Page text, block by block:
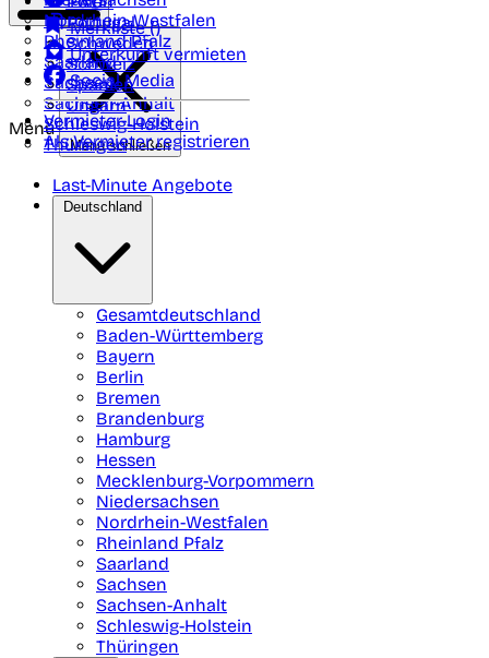
Nordrhein-Westfalen
Rheinland Pfalz
Saarland
Sachsen
Sachsen-Anhalt
Schleswig-Holstein
Thüringen
Portugal
Schweden
Schweiz
Spanien
Ungarn
Merkliste ()
Unterkunft vermieten
Social Media
Vermieter-Login
Als Vermieter registrieren
Menü
Menü schließen
Last-Minute Angebote
Deutschland
Gesamtdeutschland
Baden-Württemberg
Bayern
Berlin
Bremen
Brandenburg
Hamburg
Hessen
Mecklenburg-Vorpommern
Niedersachsen
Nordrhein-Westfalen
Rheinland Pfalz
Saarland
Sachsen
Sachsen-Anhalt
Schleswig-Holstein
Thüringen